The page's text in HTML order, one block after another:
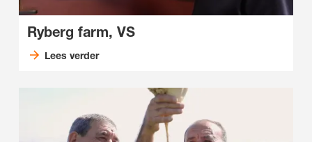
Ryberg farm, VS
Lees verder